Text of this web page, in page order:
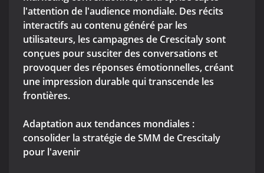
l'attention de l'audience mondiale. Des récits
interactifs au contenu généré par les
utilisateurs, les campagnes de Crescitaly sont
conçues pour susciter des conversations et
provoquer des réponses émotionnelles, créant
une impression durable qui transcende les
frontières.
Adaptation aux tendances mondiales :
consolider la stratégie de SMM de Crescitaly
pour l'avenir